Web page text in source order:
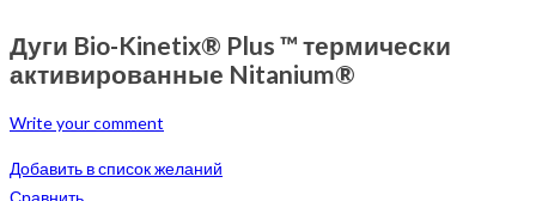
Дуги Bio-Kinetix® Plus ™ термически
активированные Nitanium®
Write your comment
Добавить в список желаний
Сравнить